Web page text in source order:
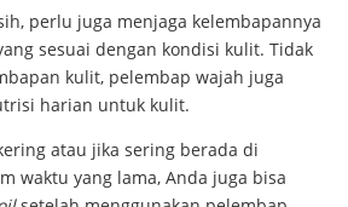
perlu juga menjaga kelembapannya
sesuai dengan kondisi kulit. Tidak
kulit, pelembap wajah juga
harian untuk kulit.
atau jika sering berada di
waktu yang lama, Anda juga bisa